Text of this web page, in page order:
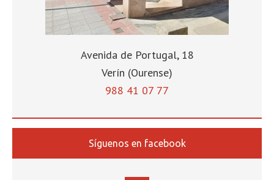
Avenida de Portugal, 18
Verín (Ourense)
988 41 07 77
Síguenos en facebook